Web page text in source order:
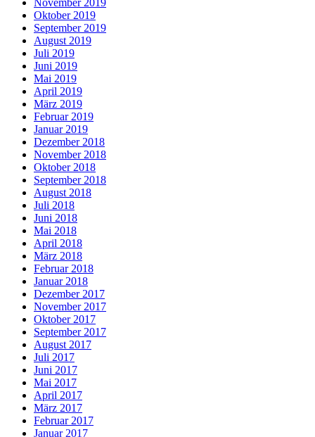
Oktober 2019
September 2019
August 2019
Juli 2019
Juni 2019
Mai 2019
April 2019
März 2019
Februar 2019
Januar 2019
Dezember 2018
November 2018
Oktober 2018
September 2018
August 2018
Juli 2018
Juni 2018
Mai 2018
April 2018
März 2018
Februar 2018
Januar 2018
Dezember 2017
November 2017
Oktober 2017
September 2017
August 2017
Juli 2017
Juni 2017
Mai 2017
April 2017
März 2017
Februar 2017
Januar 2017